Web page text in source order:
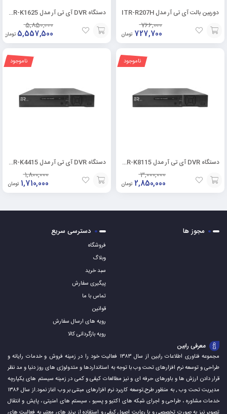
دوربین بالت آی تی آر مدل ITR-R207H
766,000
727,700 تومان
افزودن
دستگاه DVR آی تی آر مدل ITR-K1625
5,850,000
5,557,500 تومان
افزودن
ناموجود
دستگاه DVR آی تی آر مدل ITR-K8115
3,000,000
2,850,000 تومان
سبد
ناموجود
دستگاه DVR آی تی آر مدل ITR-K4415
1,800,000
1,710,000 تومان
سبد
مجوز ها دسترسی سریع
فروشگاه
وبلاگ
سبد خرید
پیگیری سفارش
تماس با ما
قوانین
رویه های ارسال سفارش
رویه بازگردانی کالا
معرفی رابین
مجموعه فناوری اطلاعات رابین از سال ۱۳۸۳ فعالیت خود را در زمینه فروش و خدمات رایانه و
طراحی و توسعه نرم افزارهای تحت وب با توجه به استانداردها و متدولوژی های روز دنیا و مد نظر
قرار دادن ارزش ها و باورهای حرفه ای و نیز مطالعات کیفی و کمی در زمینه سیستم های یکپارچه
مدیریت تحت وب , به منظور طرح,توسعه کاربرد نرم افزارهای مبتنی بر وب اغاز نمود.از سال ۱۳۸۶
خدمات مشاوره ، طراحی و اجرای شبکه های اکتیو و پسیو ، سیستم های امنیتی ، پایش و انتقال